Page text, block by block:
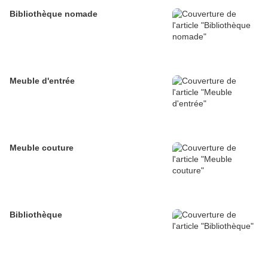
Bibliothèque nomade
Meuble d'entrée
Meuble couture
Bibliothèque